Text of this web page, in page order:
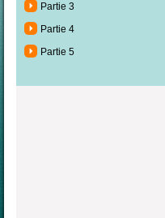
Partie 3
Partie 4
Partie 5